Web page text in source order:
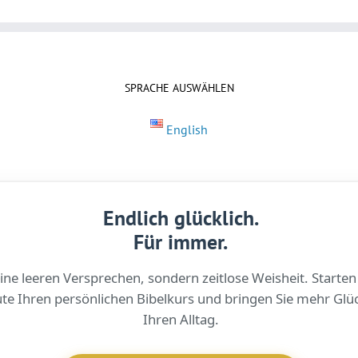
SPRACHE AUSWÄHLEN
English
Endlich glücklich.
Für immer.
leeren Versprechen, sondern zeitlose Weisheit. Starten
Ihren persönlichen Bibelkurs und bringen Sie mehr
Ihren Alltag.